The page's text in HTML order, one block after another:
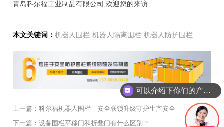
青岛科尔福工业制品有限公司,欢迎您的来访
本文关键词：机器人围栏 机器人隔离围栏 机器人防护围栏
上一篇：科尔福机器人围栏｜安全联锁升级守护生产安全
返回
下一篇：设备围栏平移门和折叠门有什么区别？
可以介绍下你们的产品么？